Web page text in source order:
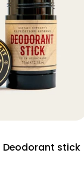
I
N
G
:
stick